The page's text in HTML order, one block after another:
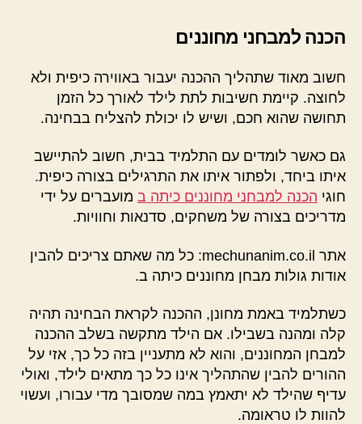
הכנה למבחני מחוננים
חשוב מאוד שתהליך ההכנה יעבור באווירה כיפית ולא
לחוצה. קיימת חשיבות לתת לילד לאורך כל הזמן
תחושה שהוא חכם, ושיש לו יכולת להצליח בבחינה.
גם כאשר לומדים עם התלמיד בבית, חשוב להתיישב
איתו ביחד, ולפתור איתו את התרגילים בצורה כיפית.
חוגי הכנה למבחני מחוננים כיתה ב מועברים על ידי
מדריכים בצורה של משחקים, סדנאות וחוויות.
אתר mechunanim.co.il: כל מה שאתם צריכים להבין
אודות גולות מבחן מחוננים כיתה ב.
כשתלמיד באמת מחונן, ההכנה לקראת הבחינה תהיה
קלה ומהנה בשבילו. אם הילד מתקשה בשלב ההכנה
למבחן המחוננים, והוא לא מתעניין בזה כל כך, אזי על
ההורים להבין שהתהליך אינו כל כך מתאים לילד, ואולי
עדיף שהילד לא יתאמץ במה שמסובך מדי עבורו, ועשוי
להוות לו טראומה.